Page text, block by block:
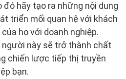
hãy tạo ra những nội dung
triển mối quan hệ với khách
họ với doanh nghiệp.
này sẽ trở thành chất
chiến lược tiếp thị truyền
bạn.